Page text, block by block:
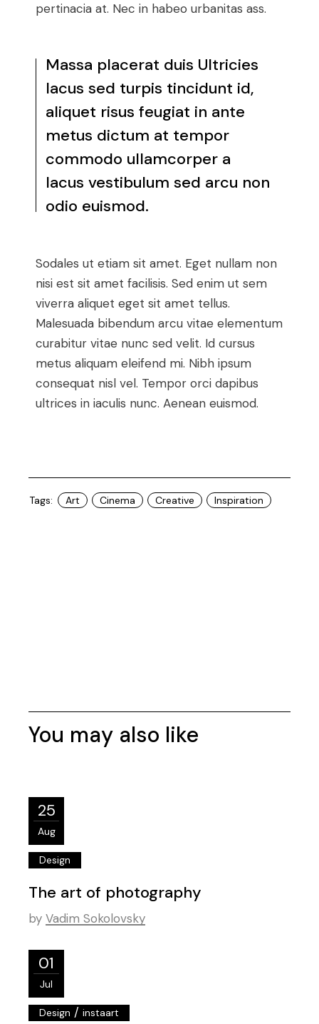
pertinacia at. Nec in habeo urbanitas ass.
Massa placerat duis Ultricies
lacus sed turpis tincidunt id,
aliquet risus feugiat in ante
metus dictum at tempor
commodo ullamcorper a
lacus vestibulum sed arcu non
odio euismod.
Sodales ut etiam sit amet. Eget nullam non
nisi est sit amet facilisis. Sed enim ut sem
viverra aliquet eget sit amet tellus.
Malesuada bibendum arcu vitae elementum
curabitur vitae nunc sed velit. Id cursus
metus aliquam eleifend mi. Nibh ipsum
consequat nisl vel. Tempor orci dapibus
ultrices in iaculis nunc. Aenean euismod.
Tags: Art Cinema Creative Inspiration
You may also like
25
Aug
Design
The art of photography
by Vadim Sokolovsky
01
Jul
Design /instaart